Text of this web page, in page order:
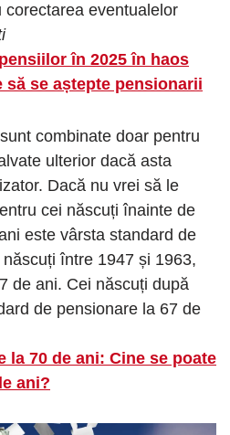
eventualelor
în 2025 în haos
să se aștepte pensionarii
combinate doar pentru
ulterior dacă asta
Dacă nu vrei să le
cei născuți înainte de
este vârsta standard de
între 1947 și 1963,
de ani. Cei născuți după
de pensionare la 67 de
la 70 de ani: Cine se poate
ani?